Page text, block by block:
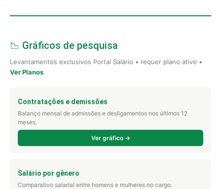
📉 Gráficos de pesquisa
Levantamentos exclusivos Portal Salário • requer plano ativo •
Ver Planos
Contratações e demissões
Balanço mensal de admissões e desligamentos nos últimos 12
meses.
Ver gráfico →
Salário por gênero
Comparativo salarial entre homens e mulheres no cargo.